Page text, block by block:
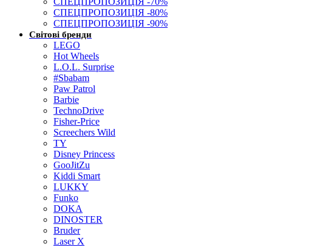
СПЕЦПРОПОЗИЦІЯ -80%
СПЕЦПРОПОЗИЦІЯ -90%
Світові бренди
LEGO
Hot Wheels
L.O.L. Surprise
#Sbabam
Paw Patrol
Barbie
TechnoDrive
Fisher-Price
Screechers Wild
TY
Disney Princess
GooJitZu
Kiddi Smart
LUKKY
Funko
DOKA
DINOSTER
Bruder
Laser X